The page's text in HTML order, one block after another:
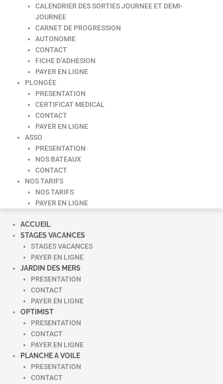
CALENDRIER DES SORTIES JOURNEE ET DEMI-
JOURNEE
CARNET DE PROGRESSION
AUTONOMIE
CONTACT
FICHE D’ADHESION
PAYER EN LIGNE
PLONGÉE
PRESENTATION
CERTIFICAT MEDICAL
CONTACT
PAYER EN LIGNE
ASSO
PRESENTATION
NOS BATEAUX
CONTACT
NOS TARIFS
NOS TARIFS
PAYER EN LIGNE
ACCUEIL
STAGES VACANCES
STAGES VACANCES
PAYER EN LIGNE
JARDIN DES MERS
PRESENTATION
CONTACT
PAYER EN LIGNE
OPTIMIST
PRESENTATION
CONTACT
PAYER EN LIGNE
PLANCHE A VOILE
PRESENTATION
CONTACT